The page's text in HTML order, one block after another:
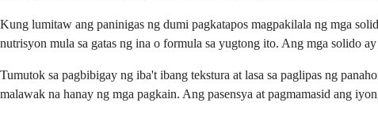
Kung lumitaw ang paninigas ng dumi pagkatapos magpakilala ng mga
nutrisyon mula sa gatas ng ina o formula sa yugtong ito. Ang mga solido
Tumutok sa pagbibigay ng iba't ibang tekstura at lasa sa paglipas ng
malawak na hanay ng mga pagkain. Ang pasensya at pagmamasid ang